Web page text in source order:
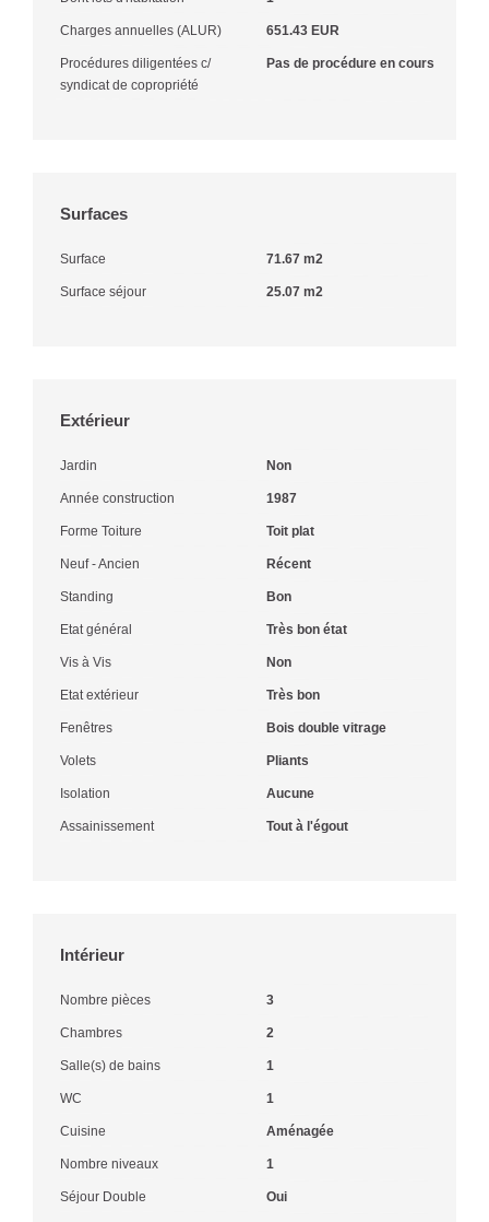
Charges annuelles (ALUR) 651.43 EUR
Procédures diligentées c/
syndicat de copropriété
Pas de procédure en cours
Surfaces
Surface 71.67 m2
Surface séjour 25.07 m2
Extérieur
Jardin Non
Année construction 1987
Forme Toiture Toit plat
Neuf - Ancien Récent
Standing Bon
Etat général Très bon état
Vis à Vis Non
Etat extérieur Très bon
Fenêtres Bois double vitrage
Volets Pliants
Isolation Aucune
Assainissement Tout à l'égout
Intérieur
Nombre pièces 3
Chambres 2
Salle(s) de bains 1
WC 1
Cuisine Aménagée
Nombre niveaux 1
Séjour Double Oui